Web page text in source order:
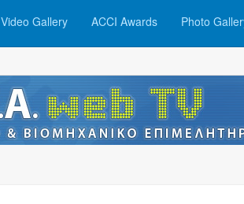
Video Gallery ACCI Awards Photo